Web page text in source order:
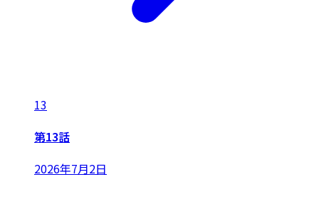
13
第13話
2026年7月2日